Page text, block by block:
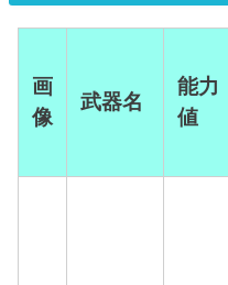
画
像
武器名
能力
値